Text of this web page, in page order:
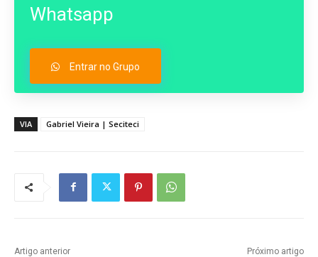
Whatsapp
Entrar no Grupo
VIA Gabriel Vieira | Seciteci
Artigo anterior Próximo artigo